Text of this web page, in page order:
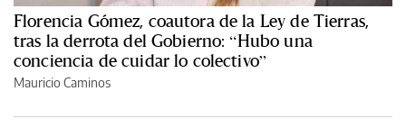
Florencia Gómez, coautora de la Ley de Tierras,
tras la derrota del Gobierno: “Hubo una
conciencia de cuidar lo colectivo”
Mauricio Caminos